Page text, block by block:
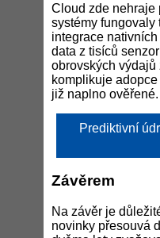
Cloud zde nehraje
systémy fungovaly
integrace
data z tisíců
obrovských výdajů
komplikuje
již naplno ověřené.
Prediktivní
Závěrem
Na závěr je
novinky přesouvá